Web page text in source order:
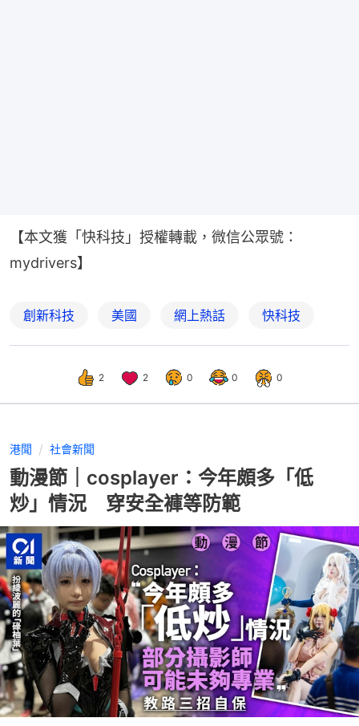
【本文獲「快科技」授權轉載，微信公眾號：
mydrivers】
創新科技 美國 網上熱話 快科技
2 2 0 0 0
港聞 社會新聞
動漫節｜cosplayer：今年頗多「低
炒」情況 穿安全褲等防範